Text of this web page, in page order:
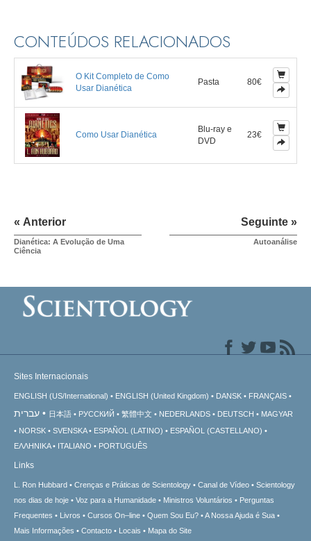
CONTEÚDOS RELACIONADOS
O Kit Completo de Como
Usar Dianética
Pasta 80€
Como Usar Dianética
Blu-ray e
DVD
23€
« Anterior
Dianética: A Evolução de Uma
Ciência
Seguinte »
Autoanálise
Sites Internacionais
ENGLISH (US/International) ENGLISH (United Kingdom) DANSK FRANÇAIS
עברית 日本語 РУССКИЙ 繁體中文 NEDERLANDS DEUTSCH
MAGYAR
NORSK
SVENSKA ESPAÑOL (LATINO)
ESPAÑOL (CASTELLANO)
ΕΛΛΗΝΙΚA
ITALIANO PORTUGUÊS
Links
L. Ron Hubbard Crenças e Práticas de Scientology Canal de Vídeo
Scientology
nos dias de hoje
Voz para a Humanidade Ministros Voluntários
Perguntas
Frequentes
Livros Cursos On–line Quem Sou Eu?
A Nossa Ajuda é Sua
Mais Informações
Contacto Locais Mapa do Site